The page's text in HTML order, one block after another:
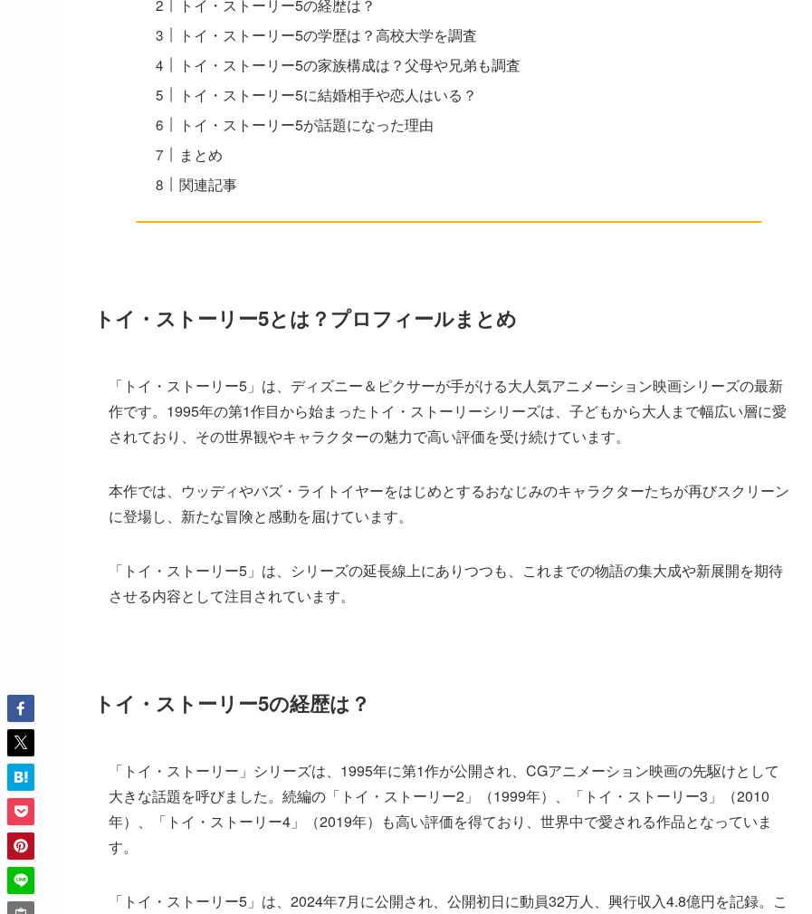
トイ・ストーリー5の経歴は？
トイ・ストーリー5の学歴は？高校大学を調査
トイ・ストーリー5の家族構成は？父母や兄弟も調査
トイ・ストーリー5に結婚相手や恋人はいる？
トイ・ストーリー5が話題になった理由
まとめ
関連記事
トイ・ストーリー5とは？プロフィールまとめ
「トイ・ストーリー5」は、ディズニー＆ピクサーが手がける大人気アニメーション映画シリーズの最新
作です。1995年の第1作目から始まったトイ・ストーリーシリーズは、子どもから大人まで幅広い層に愛
されており、その世界観やキャラクターの魅力で高い評価を受け続けています。
本作では、ウッディやバズ・ライトイヤーをはじめとするおなじみのキャラクターたちが再びスクリーン
に登場し、新たな冒険と感動を届けています。
「トイ・ストーリー5」は、シリーズの延長線上にありつつも、これまでの物語の集大成や新展開を期待
させる内容として注目されています。
トイ・ストーリー5の経歴は？
「トイ・ストーリー」シリーズは、1995年に第1作が公開され、CGアニメーション映画の先駆けとして
大きな話題を呼びました。続編の「トイ・ストーリー2」（1999年）、「トイ・ストーリー3」（2010
年）、「トイ・ストーリー4」（2019年）も高い評価を得ており、世界中で愛される作品となっていま
す。
「トイ・ストーリー5」は、2024年7月に公開され、公開初日に動員32万人、興行収入4.8億円を記録。こ